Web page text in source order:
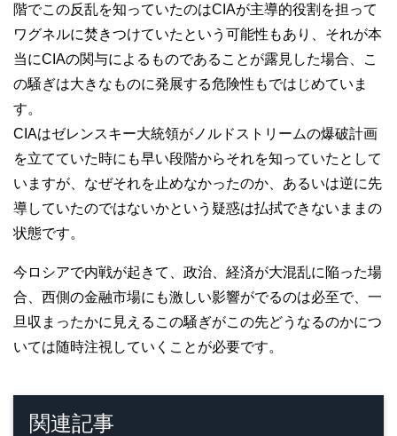
階でこの反乱を知っていたのはCIAが主導的役割を担って
ワグネルに焚きつけていたという可能性もあり、それが本
当にCIAの関与によるものであることが露見した場合、こ
の騒ぎは大きなものに発展する危険性もではじめていま
す。
CIAはゼレンスキー大統領がノルドストリームの爆破計画
を立てていた時にも早い段階からそれを知っていたとして
いますが、なぜそれを止めなかったのか、あるいは逆に先
導していたのではないかという疑惑は払拭できないままの
状態です。
今ロシアで内戦が起きて、政治、経済が大混乱に陥った場
合、西側の金融市場にも激しい影響がでるのは必至で、一
旦収まったかに見えるこの騒ぎがこの先どうなるのかにつ
いては随時注視していくことが必要です。
関連記事